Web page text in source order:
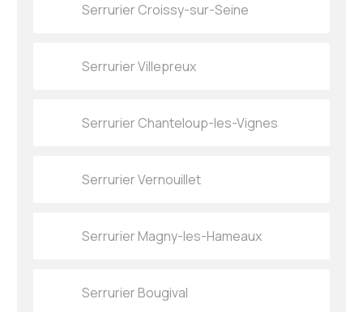
Serrurier Croissy-sur-Seine
Serrurier Villepreux
Serrurier Chanteloup-les-Vignes
Serrurier Vernouillet
Serrurier Magny-les-Hameaux
Serrurier Bougival